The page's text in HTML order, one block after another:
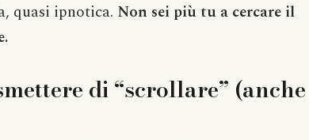
quasi ipnotica. Non sei più tu a cercare il
di “scrollare” (anche